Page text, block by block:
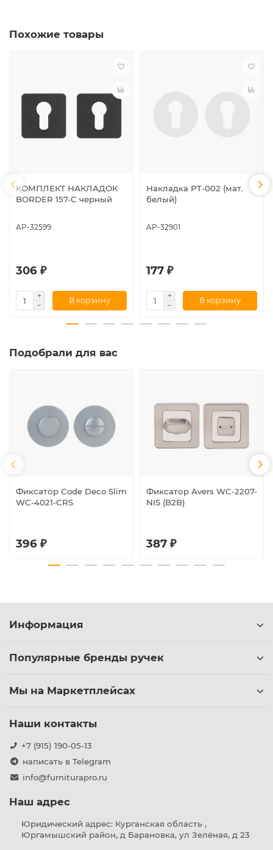
Похожие товары
КОМПЛЕКТ НАКЛАДОК
BORDER 157-С черный
AP-32599
306 ₽
В корзину
Накладка РТ-002 (мат.
белый)
AP-32901
177 ₽
В корзину
Подобрали для вас
Фиксатор Code Deco Slim
WC-4021-CRS
396 ₽
Фиксатор Avers WC-2207-
NIS (B2B)
387 ₽
Информация
Популярные бренды ручек
Мы на Маркетплейсах
Наши контакты
+7 (915) 190-05-13
написать в Telegram
info@furniturapro.ru
Наш адрес
Юридический адрес: Курганская область ,
Юргамышский район, д Барановка, ул Зелёная, д 23